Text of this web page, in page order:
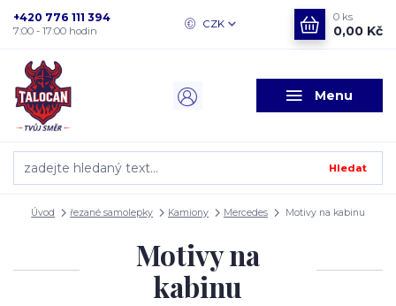
Menu
CZK
Hledat
+420 776 111 394
7:00 - 17:00 hodin
0 ks
0,00 Kč
Úvod řezané samolepky Kamiony Mercedes Motivy na kabinu
Motivy na
kabinu